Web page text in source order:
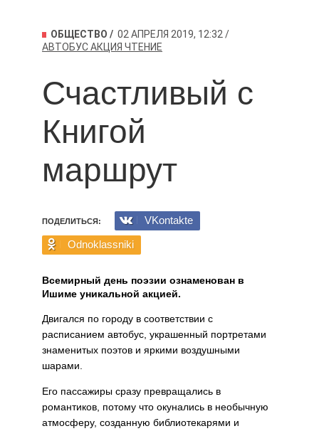
ОБЩЕСТВО
02 АПРЕЛЯ 2019, 12:32
АВТОБУСАКЦИЯ ЧТЕНИЕ
Счастливый с
Книгой
маршрут
ПОДЕЛИТЬСЯ:
VKontakte
Odnoklassniki
Всемирный день поэзии ознаменован в
Ишиме уникальной акцией.
Двигался по городу в соответствии с
расписанием автобус, украшенный портретами
знаменитых поэтов и яркими воздушными
шарами.
Его пассажиры сразу превращались в
романтиков, потому что окунались в необычную
атмосферу, созданную библиотекарями и